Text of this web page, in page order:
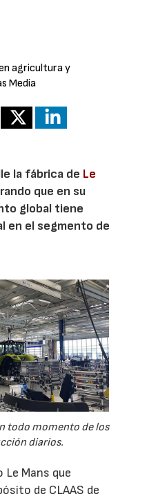
agricultura y
Media
la fábrica de Le
que en su
global tiene
en el segmento de
todo momento de los
diarios.
Le Mans que
de CLAAS de